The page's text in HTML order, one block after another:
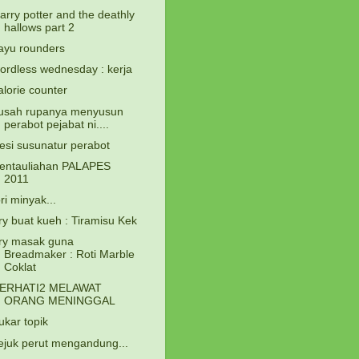
potter and the deathly
hallows part 2
rounders
wednesday : kerja
counter
rupanya menyusun
perabot pejabat ni....
susunatur perabot
PALAPES
2011
minyak...
buat kueh : Tiramisu Kek
masak guna
Breadmaker : Roti Marble
Coklat
MELAWAT
ORANG MENINGGAL
topik
perut mengandung...